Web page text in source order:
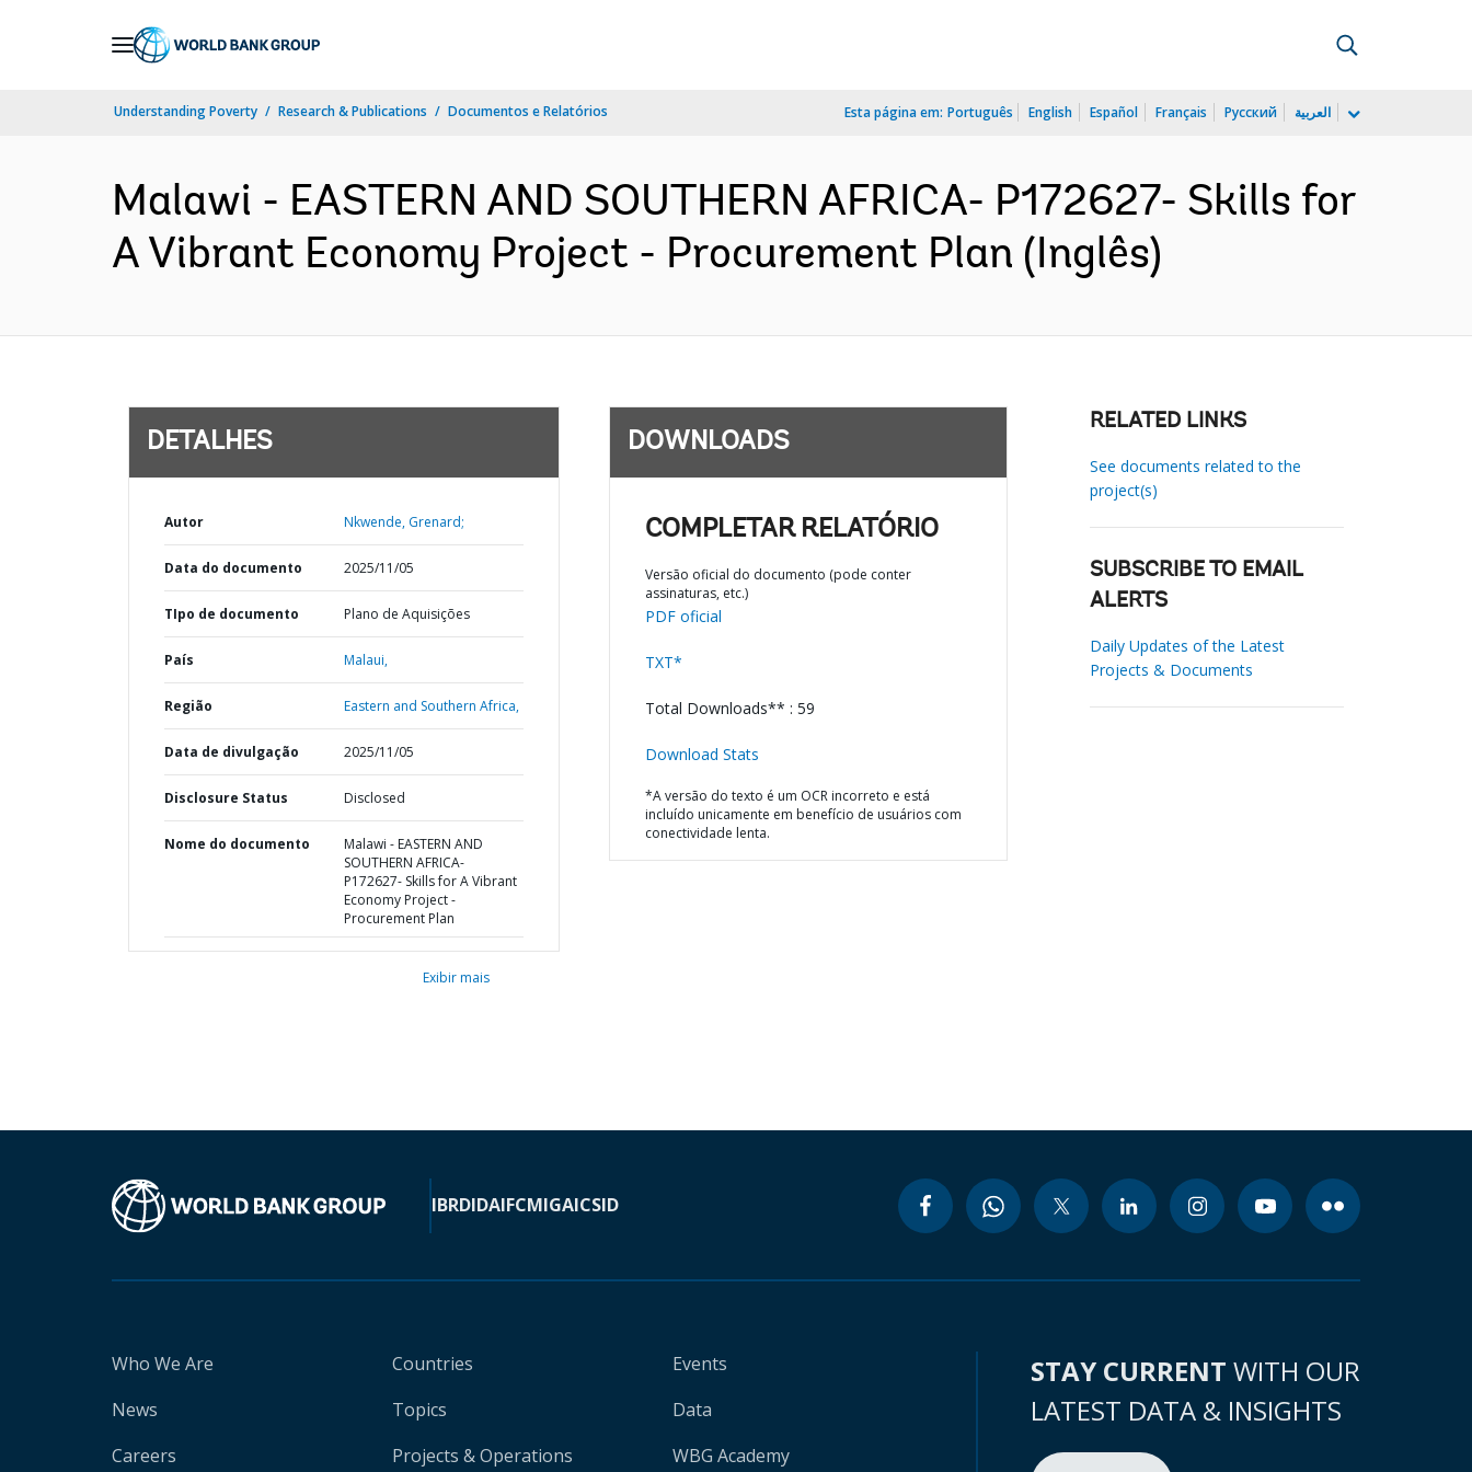
Understanding Poverty Research & Publications Documentos e Relatórios Esta página em: Português English Español Français Русский العربية
Malawi - EASTERN AND SOUTHERN AFRICA- P172627- Skills for
A Vibrant Economy Project - Procurement Plan (Inglês)
DETALHES
Autor Nkwende, Grenard;
Data do documento 2025/11/05
TIpo de documento Plano de Aquisições
País Malaui,
Região Eastern and Southern Africa,
Data de divulgação 2025/11/05
Disclosure Status Disclosed
Nome do documento
Malawi - EASTERN AND
SOUTHERN AFRICA-
P172627- Skills for A Vibrant
Economy Project -
Procurement Plan
Exibir mais
DOWNLOADS
COMPLETAR RELATÓRIO
Versão oficial do documento (pode conter
assinaturas, etc.)
PDF oficial
TXT*
Total Downloads** : 59
Download Stats
*A versão do texto é um OCR incorreto e está
incluído unicamente em benefício de usuários com
conectividade lenta.
RELATED LINKS
See documents related to the
project(s)
SUBSCRIBE TO EMAIL
ALERTS
Daily Updates of the Latest
Projects & Documents
IBRDIDAIFCMIGAICSID
Who We Are
News
Careers
Countries
Topics
Projects & Operations
Events
Data
WBG Academy
STAY CURRENT WITH OUR
LATEST DATA & INSIGHTS